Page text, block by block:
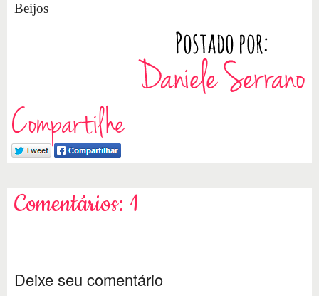
Beijos
Compartilhe
Comentários: 1
Deixe seu comentário